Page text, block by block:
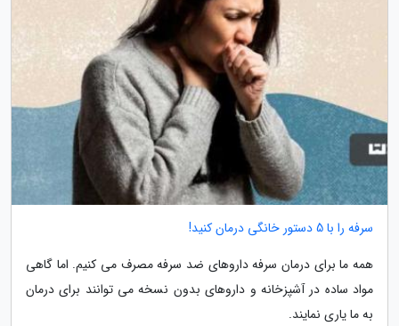
سرفه را با 5 دستور خانگی درمان کنید!
همه ما برای درمان سرفه داروهای ضد سرفه مصرف می کنیم. اما گاهی
مواد ساده در آشپزخانه و داروهای بدون نسخه می توانند برای درمان
به ما یاری نمایند.